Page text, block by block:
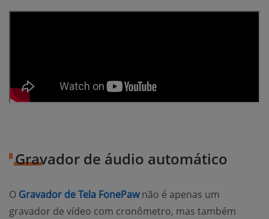
Gravador de áudio automático
O Gravador de Tela FonePawnão é apenas um
gravador de vídeo com cronômetro, mas também